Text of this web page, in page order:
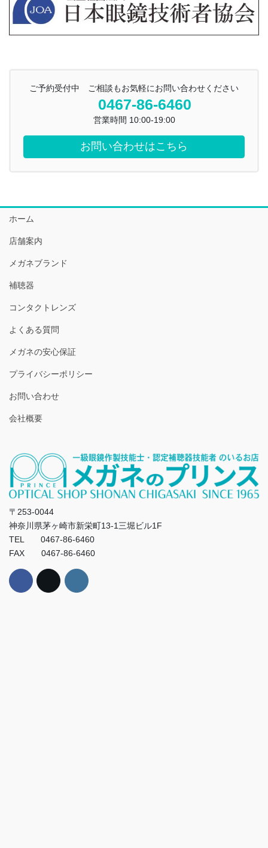
ご予約受付中 ご相談もお気軽にお問い合わせください
0467-86-6460
営業時間 10:00-19:00
お問い合わせはこちら
ホーム
店舗案内
メガネブランド
補聴器
コンタクトレンズ
よくある質問
メガネの安心保証
プライバシーポリシー
お問い合わせ
会社概要
〒253-0044
神奈川県茅ヶ崎市新栄町13-1三堀ビル1F
TEL 0467-86-6460
FAX 0467-86-6460